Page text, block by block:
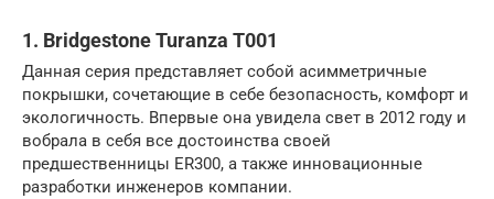
1. Bridgestone Turanza T001
Данная серия представляет собой асимметричные
покрышки, сочетающие в себе безопасность, комфорт и
экологичность. Впервые она увидела свет в 2012 году и
вобрала в себя все достоинства своей
предшественницы ER300, а также инновационные
разработки инженеров компании.